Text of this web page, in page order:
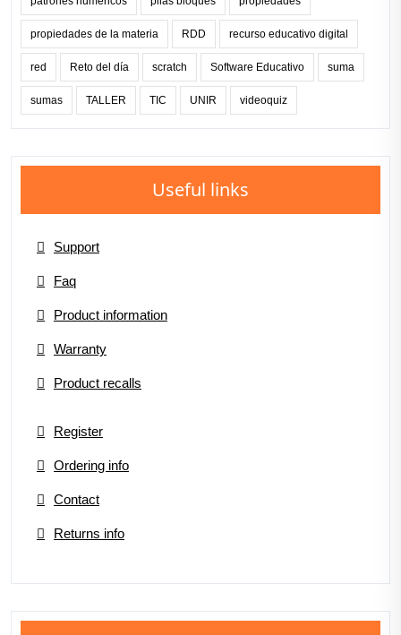
propiedades de la materia RDD recurso educativo digital
red Reto del día scratch Software Educativo suma
sumas TALLER TIC UNIR videoquiz
Useful links
Support
Faq
Product information
Warranty
Product recalls
Register
Ordering info
Contact
Returns info